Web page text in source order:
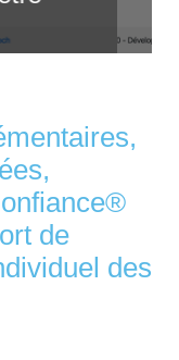
baromètre
dans l'Arbre de
aux questions du
ses résultats
des
des
de
des